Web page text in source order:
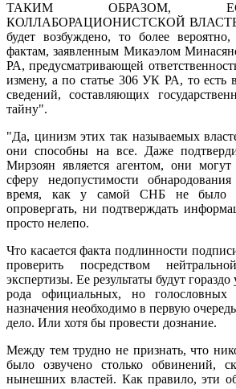
ТАКИМ ОБРАЗОМ,
КОЛЛАБОРАЦИОНИСТСКОЙ ВЛАСТЬЮ
будет возбуждено, то более
фактам, заявленным Микаэлом
РА, предусматривающей
измену, а по статье 306 УК РА, то есть
сведений, составляющих
тайну".
"Да, цинизм этих так называемых
они способны на все. Даже
Мирзоян является агентом, они
сферу недопустимости
время, как у самой СНБ не было
опровергать, ни подтверждать
просто нелепо.
Что касается факта подлинности
проверить посредством
экспертизы. Ее результаты будут гораздо
рода официальных, но голословных
назначения необходимо в первую
дело. Или хотя бы провести дознание.
Между тем трудно не признать, что
было озвучено столько обвинений,
нынешних властей. Как правило, эти